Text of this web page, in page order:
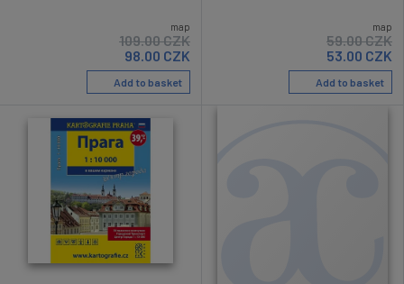
map
109.00CZK
98.00 CZK
Add to basket
map
59.00CZK
53.00 CZK
Add to basket